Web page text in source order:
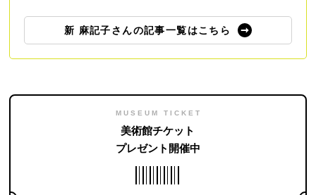
新 麻記子さんの記事一覧はこちら
MUSEUM TICKET
美術館チケット
プレゼント開催中